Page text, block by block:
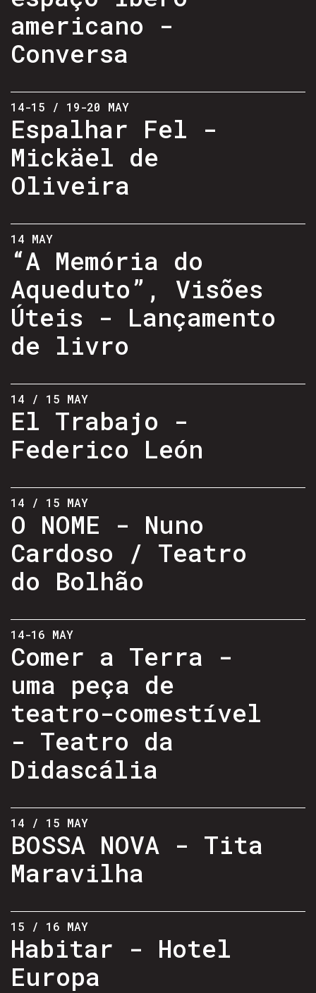
americano -
Conversa
14-15 / 19-20 MAY
Espalhar Fel -
Mickäel de
Oliveira
14 MAY
“A Memória do
Aqueduto”, Visões
Úteis - Lançamento
de livro
14 / 15 MAY
El Trabajo -
Federico León
14 / 15 MAY
O NOME - Nuno
Cardoso / Teatro
do Bolhão
14-16 MAY
Comer a Terra -
uma peça de
teatro-comestível
- Teatro da
Didascália
14 / 15 MAY
BOSSA NOVA - Tita
Maravilha
15 / 16 MAY
Habitar - Hotel
Europa